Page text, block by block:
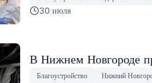
30 июля
В Нижнем Новгороде
Благоустройство Нижний